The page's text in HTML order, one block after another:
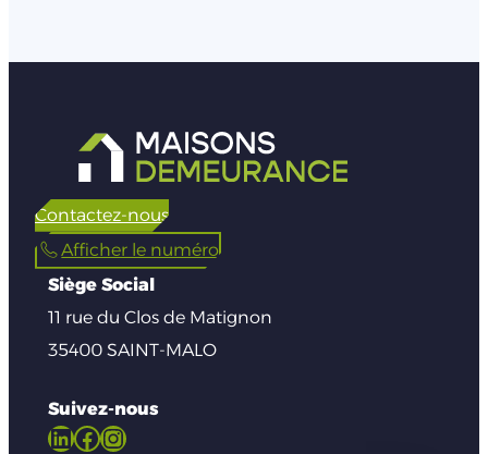
Contactez-nous
Afficher le numéro
Siège Social
11 rue du Clos de Matignon
35400 SAINT-MALO
Suivez-nous
LinkedIn Facebook Instagram